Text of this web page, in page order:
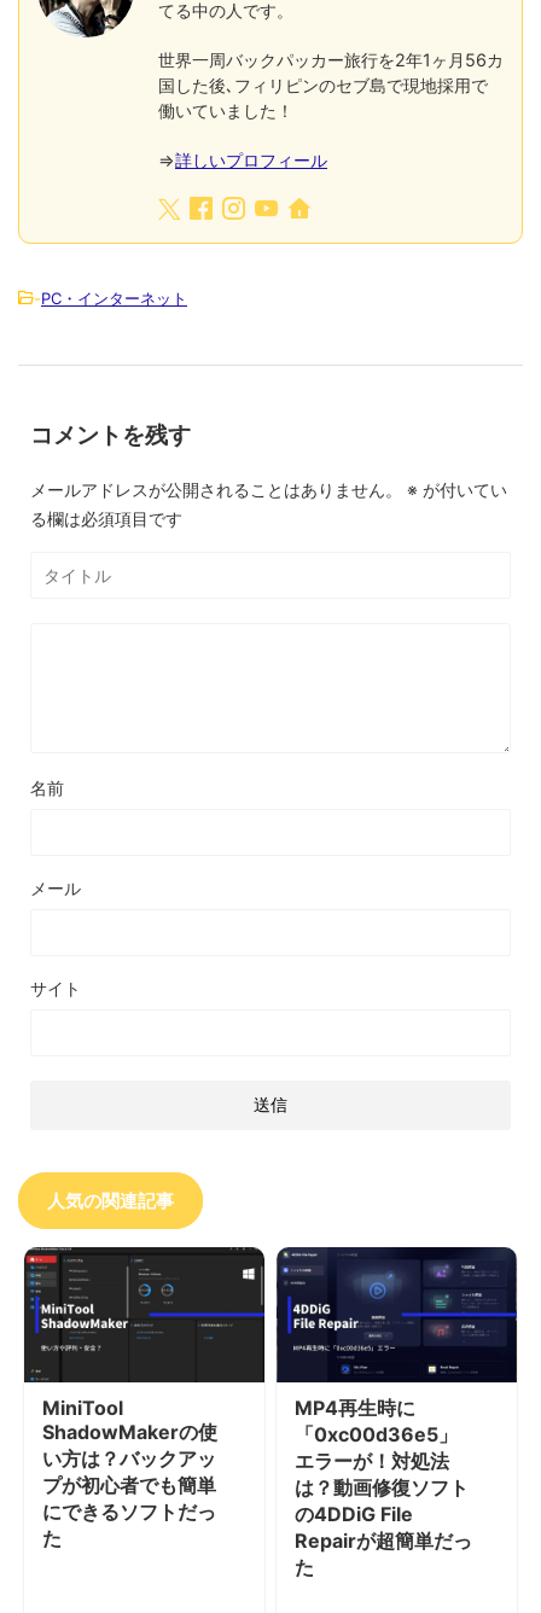
てる中の人です。
世界一周バックパッカー旅行を2年1ヶ月56カ
国した後､フィリピンのセブ島で現地採用で
働いていました！
⇒詳しいプロフィール
-PC・インターネット
コメントを残す
メールアドレスが公開されることはありません。 ※ が付いてい
る欄は必須項目です
名前
メール
サイト
人気の関連記事
MiniTool
ShadowMakerの使
い方は？バックアッ
プが初心者でも簡単
にできるソフトだっ
た
MP4再生時に
「0xc00d36e5」
エラーが！対処法
は？動画修復ソフト
の4DDiG File
Repairが超簡単だっ
た